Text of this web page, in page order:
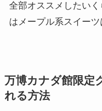
全部オススメしたい
はメープル系スイーツ
万博カナダ館限定
れる方法